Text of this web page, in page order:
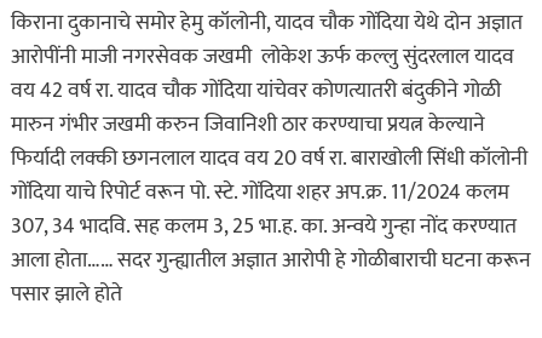
किराना दुकानाचे समोर हेमु कॉलोनी, यादव चौक गोंदिया येथे दोन अज्ञात
आरोपींनी माजी नगरसेवक जखमी लोकेश ऊर्फ कल्लु सुंदरलाल यादव
वय 42 वर्ष रा. यादव चौक गोंदिया यांचेवर कोणत्यातरी बंदुकीने गोळी
मारुन गंभीर जखमी करुन जिवानिशी ठार करण्याचा प्रयत्न केल्याने
फिर्यादी लक्की छगनलाल यादव वय 20 वर्ष रा. बाराखोली सिंधी कॉलोनी
गोंदिया याचे रिपोर्ट वरून पो. स्टे. गोंदिया शहर अप.क्र. 11/2024 कलम
307, 34 भादवि. सह कलम 3, 25 भा.ह. का. अन्वये गुन्हा नोंद करण्यात
आला होता…… सदर गुन्ह्यातील अज्ञात आरोपी हे गोळीबाराची घटना करून
पसार झाले होते